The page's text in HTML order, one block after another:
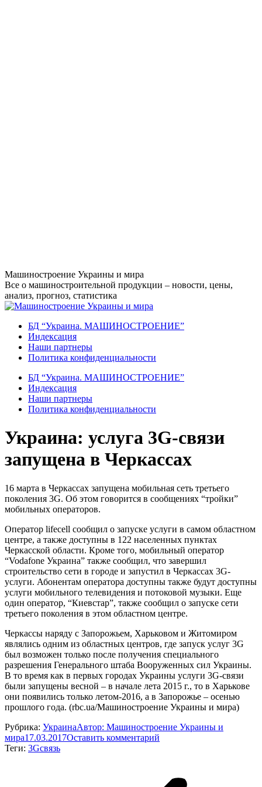
Перейти
к
содержанию
Машиностроение Украины и мира
Все о машиностроительной продукции – новости, цены,
анализ, прогноз, статистика
БД “Украина. МАШИНОСТРОЕНИЕ”
Индекcация
Наши партнеры
Политика конфиденциальности
БД “Украина. МАШИНОСТРОЕНИЕ”
Индекcация
Наши партнеры
Политика конфиденциальности
Украина: услуга 3G-связи
запущена в Черкассах
16 марта в Черкассах запущена мобильная сеть третьего
поколения 3G. Об этом говорится в сообщениях “тройки”
мобильных операторов.
Оператор lifecell сообщил о запуске услуги в самом областном
центре, а также доступны в 122 населенных пунктах
Черкасской области. Кроме того, мобильный оператор
“Vodafone Украина” также сообщил, что завершил
строительство сети в городе и запустил в Черкассах 3G-
услуги. Абонентам оператора доступны также будут доступны
услуги мобильного телевидения и потоковой музыки. Еще
один оператор, “Киевстар”, также сообщил о запуске сети
третьего поколения в этом областном центре.
Черкассы наряду с Запорожьем, Харьковом и Житомиром
являлись одним из областных центров, где запуск услуг 3G
был возможен только после получения специального
разрешения Генерального штаба Вооруженных сил Украины.
В то время как в первых городах Украины услуги 3G-связи
были запущены весной – в начале лета 2015 г., то в Харькове
они появились только летом-2016, а в Запорожье – осенью
прошлого года. (rbc.ua/Машиностроение Украины и мира)
Рубрика: УкраинаАвтор: Машиностроение Украины и
мира17.03.2017Оставить комментарий
Теги: 3Gсвязь